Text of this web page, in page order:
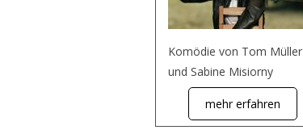
Komödie von Tom Müller
und Sabine Misiorny
mehr erfahren